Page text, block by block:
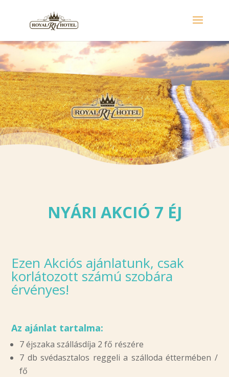
NYÁRI AKCIÓ 7 ÉJ
Ezen Akciós ajánlatunk, csak
korlátozott számú szobára
érvényes!
Az ajánlat tartalma:
7 éjszaka szállásdíja 2 fő részére
7 db svédasztalos reggeli a szálloda éttermében /
fő